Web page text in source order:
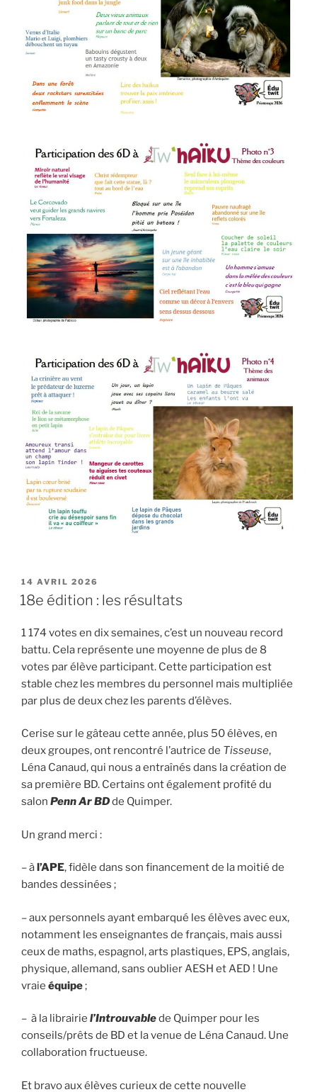
PUBLIÉ
LE
14 AVRIL 2026
18e édition : les résultats
1 174 votes en dix semaines, c’est un nouveau record
battu. Cela représente une moyenne de plus de 8
votes par élève participant. Cette participation est
stable chez les membres du personnel mais multipliée
par plus de deux chez les parents d’élèves.
Cerise sur le gâteau cette année, plus 50 élèves, en
deux groupes, ont rencontré l’autrice de Tisseuse,
Léna Canaud, qui nous a entraînés dans la création de
sa première BD. Certains ont également profité du
salon Penn Ar BDde Quimper.
Un grand merci :
– à l’APE, fidèle dans son financement de la moitié de
bandes dessinées ;
– aux personnels ayant embarqué les élèves avec eux,
notamment les enseignantes de français, mais aussi
ceux de maths, espagnol, arts plastiques, EPS, anglais,
physique, allemand, sans oublier AESH et AED ! Une
vraie équipe;
– à la librairie l’Introuvablede Quimper pour les
conseils/prêts de BD et la venue de Léna Canaud. Une
collaboration fructueuse.
Et bravo aux élèves curieux de cette nouvelle